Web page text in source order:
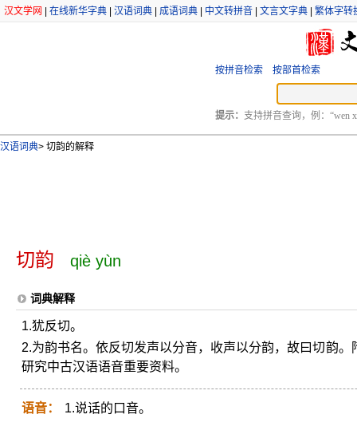
汉文学网 在线新华字典 汉语词典 成语词典 中文转拼音 文言文字典 繁体字转
按拼音检索 按部首检索
提示： 支持拼音查询，例：“wen
汉语词典> 切韵的解释
切韵 qiè yùn
词典解释
1.犹反切。
2.为韵书名。依反切发声以分音，收声以分韵，故曰切韵
研究中古汉语语音重要资料。
语音：
1.说话的口音。